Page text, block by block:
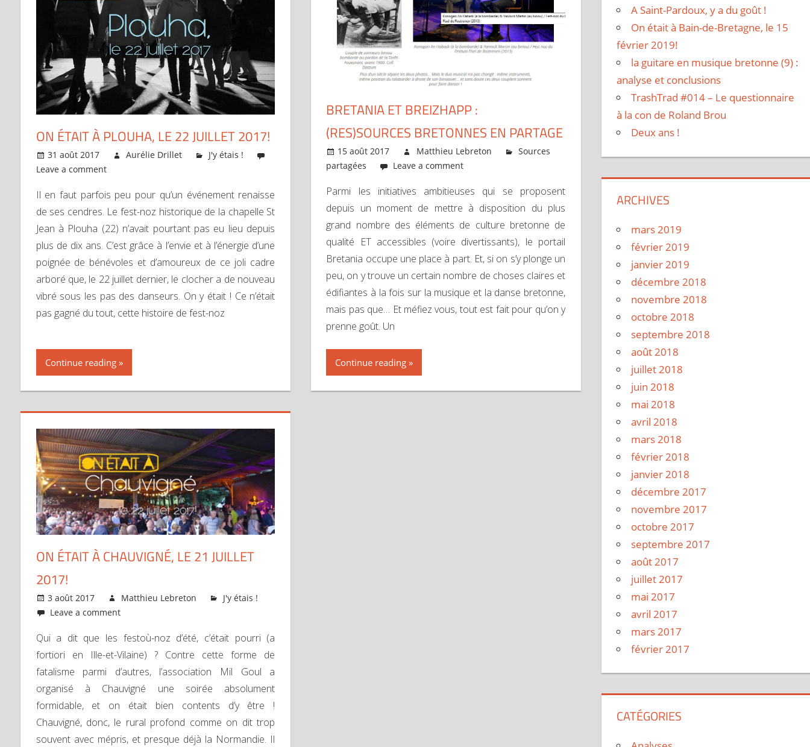
ON ÉTAIT À PLOUHA, LE 22 JUILLET 2017!
31 août 2017 Aurélie Drillet
J'y étais !
Leave a comment
Il en faut parfois peu pour qu’un événement renaisse
de ses cendres. Le fest-noz historique de la chapelle St
Jean à Plouha (22) n’avait pourtant pas eu lieu depuis
plus de dix ans. C’est grâce à l’envie et à l’énergie d’une
poignée de bénévoles et d’amoureux de ce joli cadre
arboré que, le 22 juillet dernier, le clocher a de nouveau
vibré sous les pas des danseurs. On y était ! Ce n’était
pas gagné du tout, cette histoire de fest-noz
Continue reading
BRETANIA ET BREIZHAPP :
(RES)SOURCES BRETONNES EN PARTAGE
15 août 2017 Matthieu Lebreton
Sources
partagées
Leave a comment
Parmi les initiatives ambitieuses qui se proposent
depuis un moment de mettre à disposition du plus
grand nombre des éléments de culture bretonne de
qualité ET accessibles (voire divertissants), le portail
Bretania occupe une place à part. Et, si on s’y plonge un
peu, on y trouve un certain nombre de choses claires et
édifiantes à la fois sur la musique et la danse bretonne,
mais pas que… Et méfiez vous, tout est fait pour qu’on y
prenne goût. Un
Continue reading
ON ÉTAIT À CHAUVIGNÉ, LE 21 JUILLET
2017!
3 août 2017 Matthieu Lebreton
J'y étais !
Leave a comment
Qui a dit que les festoù-noz d’été, c’était pourri (a
fortiori en Ille-et-Vilaine) ? Contre cette forme de
fatalisme parmi d’autres, l’association Mil Goul a
organisé à Chauvigné une soirée absolument
formidable, et on était bien contents d’y être !
Chauvigné, donc, le rural profond comme on dit trop
souvent avec mépris, et presque déjà la Normandie. Il
A Saint-Pardoux, y a du goût !
On était à Bain-de-Bretagne, le 15
février 2019!
la guitare en musique bretonne (9) :
analyse et conclusions
TrashTrad #014 – Le questionnaire
à la con de Roland Brou
Deux ans !
ARCHIVES
mars 2019
février 2019
janvier 2019
décembre 2018
novembre 2018
octobre 2018
septembre 2018
août 2018
juillet 2018
juin 2018
mai 2018
avril 2018
mars 2018
février 2018
janvier 2018
décembre 2017
novembre 2017
octobre 2017
septembre 2017
août 2017
juillet 2017
mai 2017
avril 2017
mars 2017
février 2017
CATÉGORIES